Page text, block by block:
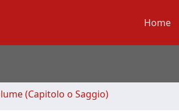
Home
(Capitolo o Saggio)